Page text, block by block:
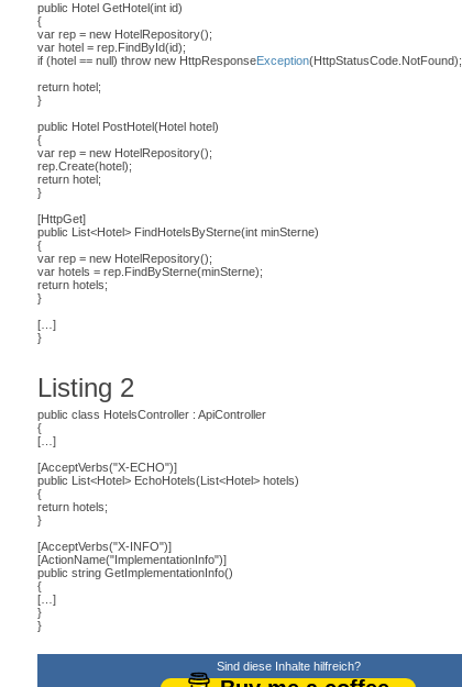
public Hotel GetHotel(int id)
{
var rep = new HotelRepository();
var hotel = rep.FindById(id);
if (hotel == null) throw new HttpResponseException(HttpStatusCode.NotFound);
return hotel;
}
public Hotel PostHotel(Hotel hotel)
{
var rep = new HotelRepository();
rep.Create(hotel);
return hotel;
}
[HttpGet]
public List<Hotel> FindHotelsBySterne(int minSterne)
{
var rep = new HotelRepository();
var hotels = rep.FindBySterne(minSterne);
return hotels;
}
[…]
}
Listing 2
public class HotelsController : ApiController
{
[…]
[AcceptVerbs("X-ECHO")]
public List<Hotel> EchoHotels(List<Hotel> hotels)
{
return hotels;
}
[AcceptVerbs("X-INFO")]
[ActionName("ImplementationInfo")]
public string GetImplementationInfo()
{
[…]
}
}
Sind diese Inhalte hilfreich?